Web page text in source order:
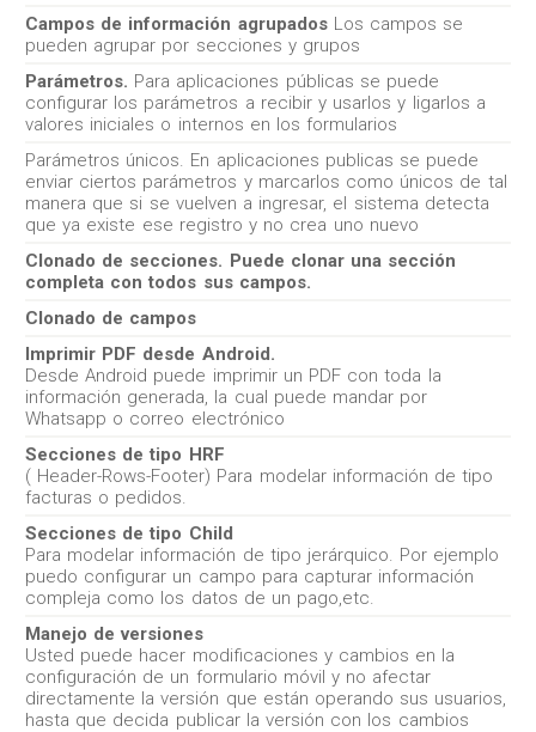
Campos de información agrupadosLos campos se
pueden agrupar por secciones y grupos
Parámetros. Para aplicaciones públicas se puede
configurar los parámetros a recibir y usarlos y ligarlos a
valores iniciales o internos en los formularios
Parámetros únicos. En aplicaciones publicas se puede
enviar ciertos parámetros y marcarlos como únicos de tal
manera que si se vuelven a ingresar, el sistema detecta
que ya existe ese registro y no crea uno nuevo
Clonado de secciones. Puede clonar una sección
completa con todos sus campos.
Clonado de campos
Imprimir PDF desde Android.
Desde Android puede imprimir un PDF con toda la
información generada, la cual puede mandar por
Whatsapp o correo electrónico
Secciones de tipo HRF
( Header-Rows-Footer) Para modelar información de tipo
facturas o pedidos.
Secciones de tipo Child
Para modelar información de tipo jerárquico. Por ejemplo
puedo configurar un campo para capturar información
compleja como los datos de un pago,etc.
Manejo de versiones
Usted puede hacer modificaciones y cambios en la
configuración de un formulario móvil y no afectar
directamente la versión que están operando sus usuarios,
hasta que decida publicar la versión con los cambios